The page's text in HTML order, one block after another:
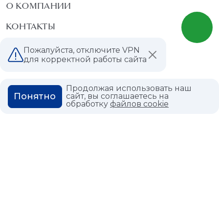
О КОМПАНИИ
КОНТАКТЫ
МАГАЗИНЫ
ВАКАНСИИ
ВОПРОС ОТВЕТ
Пожалуйста, отключите VPN
для корректной работы сайта
Продолжая использовать наш
сайт, вы соглашаетесь на
обработкуфайлов cookie
Понятно